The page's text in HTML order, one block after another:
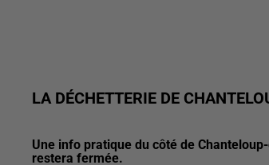
LA DÉCHETTERIE DE
Une info pratique du côté de
restera fermée.